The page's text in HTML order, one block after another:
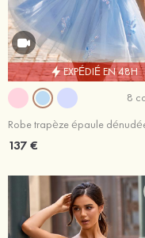
EXPÉDIÉ EN 48H
8
137 €